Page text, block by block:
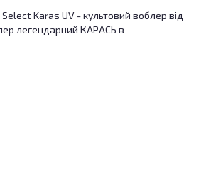
Karas UV - культовий воблер від
легендарний КАРАСЬ в